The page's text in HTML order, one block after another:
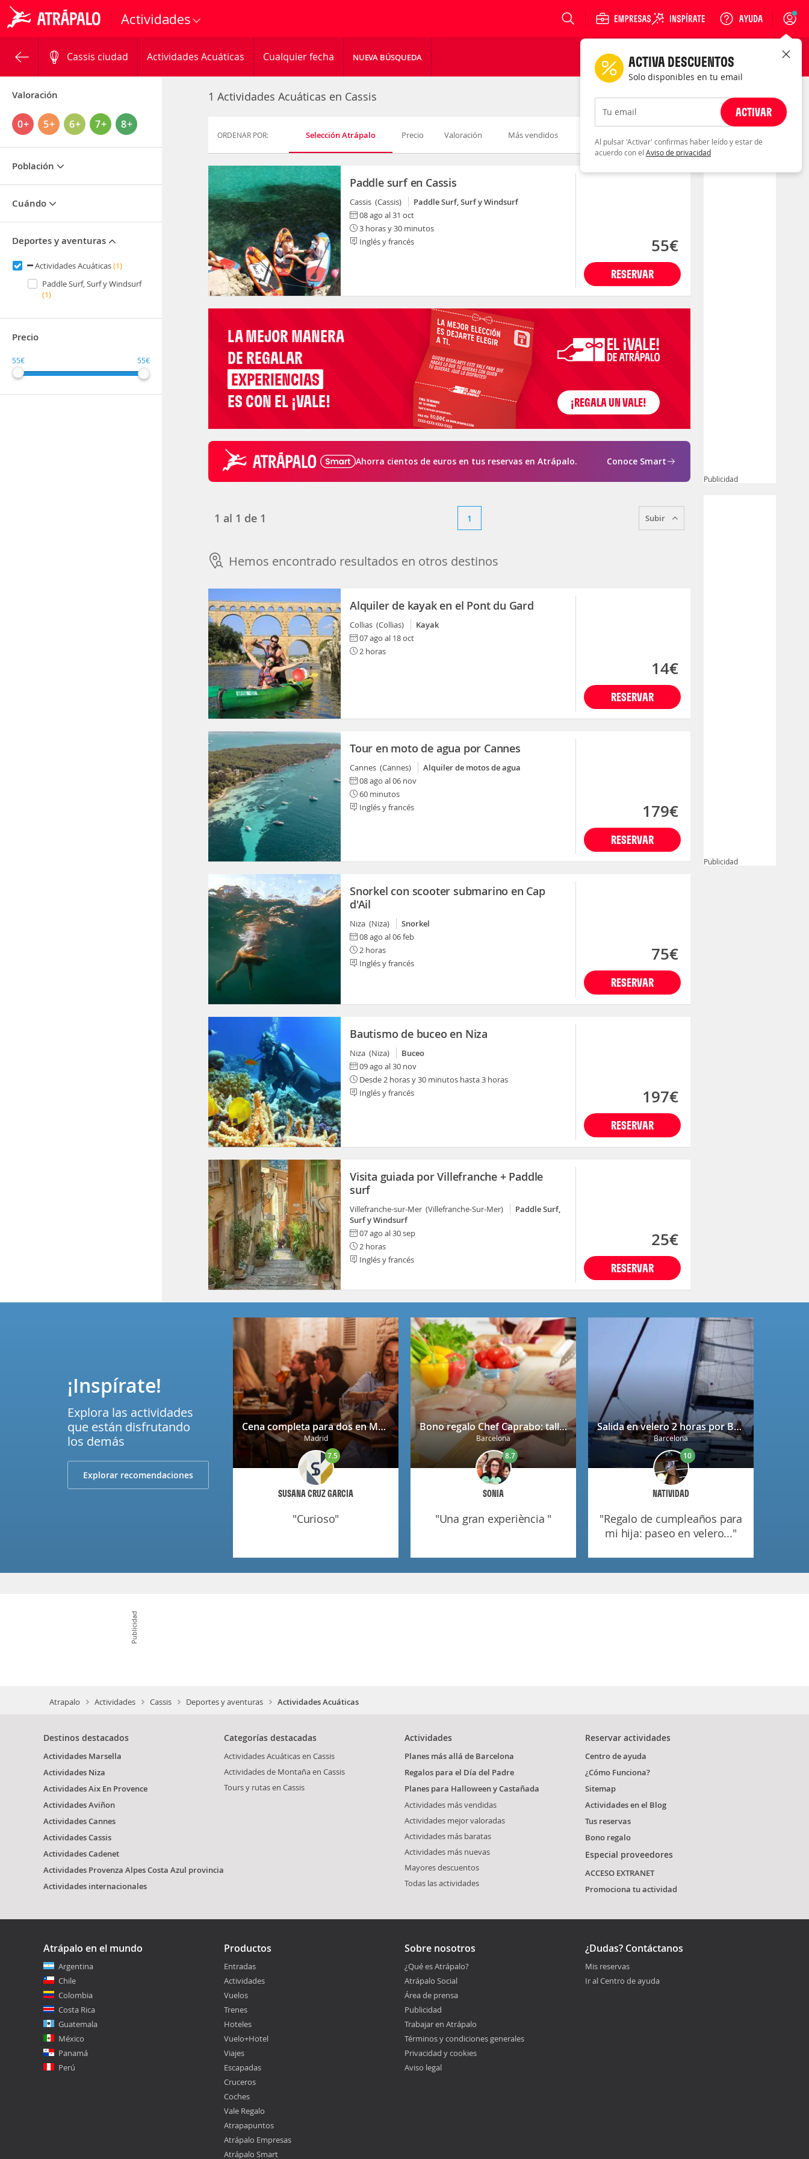
Actividades Login
Cassis ciudad Actividades Acuáticas Cualquier fecha NUEVA BÚSQUEDA
Valoración
0+ 5+ 6+ 7+ 8+
Población
Cuándo
Deportes y aventuras
Actividades Acuáticas(1)
Paddle Surf, Surf y Windsurf
(1)
Precio
55€ 55€
1 Actividades Acuáticas en Cassis
ORDENAR POR: Selección Atrápalo Precio Valoración Más vendidos
Paddle surf en Cassis
Cassis (Cassis)
Paddle Surf, Surf y Windsurf
08 ago al 31 oct
3 horas y 30 minutos
Inglés y francés
RESERVAR
55€
LA MEJOR MANERA
DE REGALAR
EXPERIENCIAS
ES CON EL ¡VALE!
Ahorra cientos de euros en tus reservas en Atrápalo. Conoce Smart
1 al 1 de 1 1 Subir
Hemos encontrado resultados en otros destinos
Alquiler de kayak en el Pont du Gard
Collias (Collias)
Kayak
07 ago al 18 oct
2 horas
RESERVAR
14€
Tour en moto de agua por Cannes
Cannes (Cannes)
Alquiler de motos de agua
08 ago al 06 nov
60 minutos
Inglés y francés
RESERVAR
179€
Snorkel con scooter submarino en Cap
d'Ail
Niza (Niza)
Snorkel
08 ago al 06 feb
2 horas
Inglés y francés
RESERVAR
75€
Bautismo de buceo en Niza
Niza (Niza)
Buceo
09 ago al 30 nov
Desde 2 horas y 30 minutos hasta 3 horas
Inglés y francés
RESERVAR
197€
Visita guiada por Villefranche + Paddle
surf
Villefranche-sur-Mer (Villefranche-Sur-Mer)
Paddle Surf,
Surf y Windsurf
07 ago al 30 sep
2 horas
Inglés y francés
RESERVAR
25€
Publicidad
Publicidad
Cena completa para dos en Mendrugo con cerveza artesana incluida
Madrid
SUSANA CRUZ GARCIA
7.5
"curioso"
Bono regalo Chef Caprabo: taller de cocina a escoger con degustación
Barcelona
SONIA
8.7
"una gran experiència "
Salida en velero 2 horas por Barcelona
Barcelona
NATIVIDAD
10
"regalo de cumpleaños para
mi hija: paseo en velero..."
¡Inspírate!
Explora las actividades
que están disfrutando
los demás
Explorar recomendaciones
Publicidad
Atrapalo Actividades Cassis Deportes y aventuras Actividades Acuáticas
Destinos destacados
Actividades Marsella
Actividades Niza
Actividades Aix En Provence
Actividades Aviñon
Actividades Cannes
Actividades Cassis
Actividades Cadenet
Actividades Provenza Alpes Costa Azul provincia
Actividades internacionales
Categorías destacadas
Actividades Acuáticas en Cassis
Actividades de Montaña en Cassis
Tours y rutas en Cassis
Actividades
Planes más allá de Barcelona
Regalos para el Día del Padre
Planes para Halloween y Castañada
Actividades más vendidas
Actividades mejor valoradas
Actividades más baratas
Actividades más nuevas
Mayores descuentos
Todas las actividades
Reservar actividades
Centro de ayuda
¿Cómo Funciona?
Sitemap
Actividades en el Blog
Tus reservas
Bono regalo
Especial proveedores
ACCESO EXTRANET
Promociona tu actividad
Atrápalo en el mundo
Argentina
Chile
Colombia
Costa Rica
Guatemala
México
Panamá
Perú
Productos
Entradas
Actividades
Vuelos
Trenes
Hoteles
Vuelo+Hotel
Viajes
Escapadas
Cruceros
Coches
Vale Regalo
Atrapapuntos
Atrápalo Empresas
Atrápalo Smart
Sobre nosotros
¿Qué es Atrápalo?
Atrápalo Social
Área de prensa
Publicidad
Trabajar en Atrápalo
Términos y condiciones generales
Privacidad y cookies
Aviso legal
¿Dudas? Contáctanos
Mis reservas
Ir al Centro de ayuda
ACTIVA DESCUENTOS
Solo disponibles en tu email
Tu email ACTIVAR
Al pulsar 'Activar' confirmas haber leído y estar de
acuerdo con el Aviso de privacidad